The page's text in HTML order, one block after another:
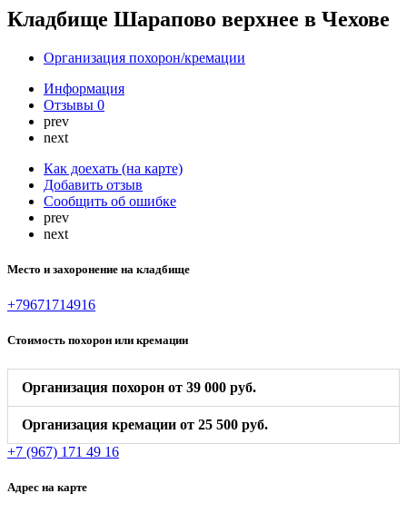
Кладбище Шарапово верхнее в Чехове
Организация похорон/кремации
Информация
Отзывы 0
prev
next
Как доехать (на карте)
Добавить отзыв
Сообщить об ошибке
prev
next
Место и захоронение на кладбище
+79671714916
Стоимость похорон или кремации
Организация похорон от 39 000 руб.
Организация кремации от 25 500 руб.
+7 (967) 171 49 16
Адрес на карте